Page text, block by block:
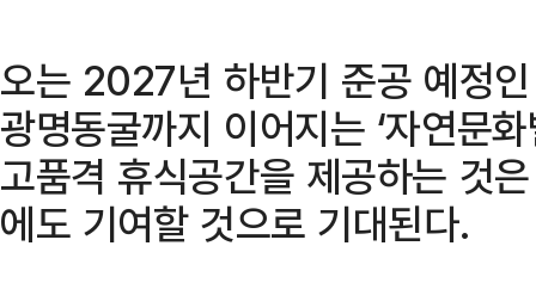
오는 2027년 하반기 준공 예정
광명동굴까지 이어지는 ‘자연문
고품격 휴식공간을 제공하는 것
에도 기여할 것으로 기대된다.